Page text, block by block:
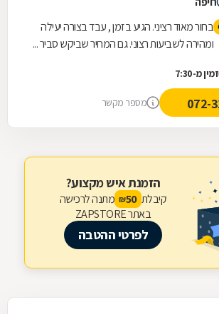
בחור מאוד רציני. הגיע בזמן , עבד בצורה יעילה
ומהירה לשביעות רצוני. גם המחיר שביקש סביר ...
זמין מ-7:30
מספר מקשר
הזמנת איש מקצוע?
קיבלת 50
₪ מתנה לרכישה
באתר ZAPSTORE
לפרטי ההטבה